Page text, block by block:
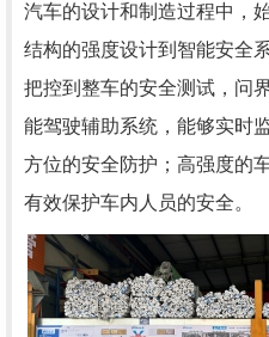
汽车的设计和制造过程中，
结构的强度设计到智能安全
把控到整车的安全测试，问
能驾驶辅助系统，能够实时
方位的安全防护；高强度的
有效保护车内人员的安全。